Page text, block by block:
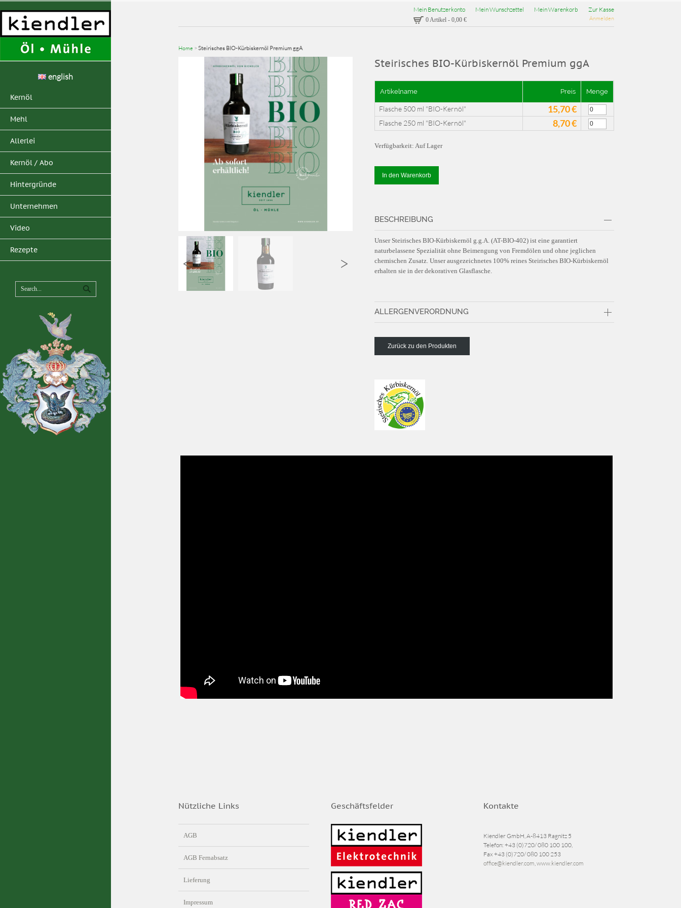
english
Kernöl
Mehl
Allerlei
Kernöl / Abo
Hintergründe
Unternehmen
Video
Rezepte
Mein Benutzerkonto Mein Wunschzettel Mein Warenkorb Zur Kasse
Anmelden
0 Artikel - 0,00 €
Home > Steirisches BIO-Kürbiskernöl Premium ggA
Steirisches BIO-Kürbiskernöl Premium ggA
Artikelname Preis Menge
Flasche 500 ml "BIO-Kernöl" 15,70 €
Flasche 250 ml "BIO-Kernöl" 8,70 €
Verfügbarkeit: Auf Lager
In den Warenkorb
BESCHREIBUNG
Unser Steirisches BIO-Kürbiskernöl g.g.A. (AT-BIO-402) ist eine garantiert
naturbelassene Spezialität ohne Beimengung von Fremdölen und ohne jeglichen
chemischen Zusatz. Unser ausgezeichnetes 100% reines Steirisches BIO-Kürbiskernöl
erhalten sie in der dekorativen Glasflasche.
ALLERGENVERORDNUNG
Zurück zu den Produkten
Nützliche Links
AGB
AGB Fernabsatz
Lieferung
Impressum
Geschäftsfelder Kontakte
Kiendler GmbH, A-8413 Ragnitz 5
Telefon: +43 (0)720/ 080 100 100,
Fax +43 (0)720/ 080 100 253
office@kiendler.com,www.kiendler.com